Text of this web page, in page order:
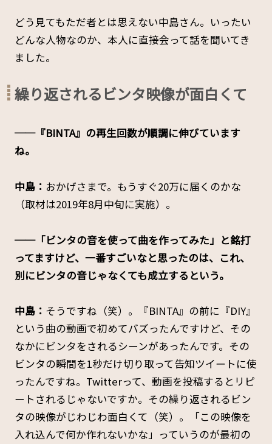
どう見てもただ者とは思えない中島さん。いったい
どんな人物なのか、本人に直接会って話を聞いてき
ました。
繰り返されるビンタ映像が面白くて
──『BINTA』の再生回数が順調に伸びています
ね。
中島： おかげさまで。もうすぐ20万に届くのかな
（取材は2019年8月中旬に実施）。
──「ビンタの音を使って曲を作ってみた」と銘打
ってますけど、一番すごいなと思ったのは、これ、
別にビンタの音じゃなくても成立するという。
中島： そうですね（笑）。『BINTA』の前に『DIY』
という曲の動画で初めてバズったんですけど、その
なかにビンタをされるシーンがあったんです。その
ビンタの瞬間を1秒だけ切り取って告知ツイートに使
ったんですね。Twitterって、動画を投稿するとリピ
ートされるじゃないですか。その繰り返されるビン
タの映像がじわじわ面白くて（笑）。「この映像を
入れ込んで何か作れないかな」っていうのが最初の